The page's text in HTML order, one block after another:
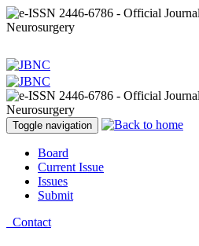
Toggle navigation
Board
Current Issue
Issues
Submit
Contact